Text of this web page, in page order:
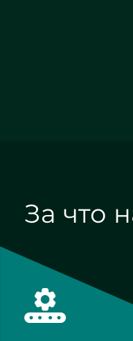
За что